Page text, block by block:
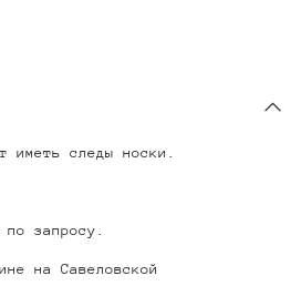
иметь следы носки.
запросу.
на Савеловской